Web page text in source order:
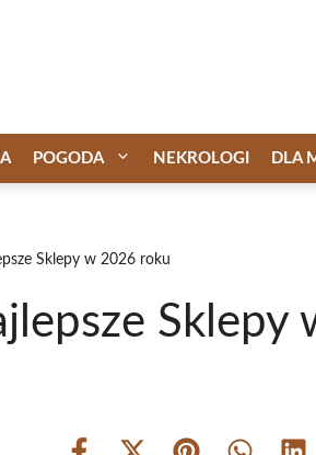
POGODA NEKROLOGI DLA
Sklepy w 2026 roku
Sklepy